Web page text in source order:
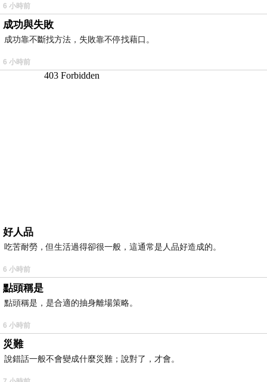
6 小時前
成功與失敗
成功靠不斷找方法，失敗靠不停找藉口。
6 小時前
好人品
吃苦耐勞，但生活過得卻很一般，這通常是人品好造成的。
6 小時前
點頭稱是
點頭稱是，是合適的抽身離場策略。
6 小時前
災難
說錯話一般不會變成什麼災難；說對了，才會。